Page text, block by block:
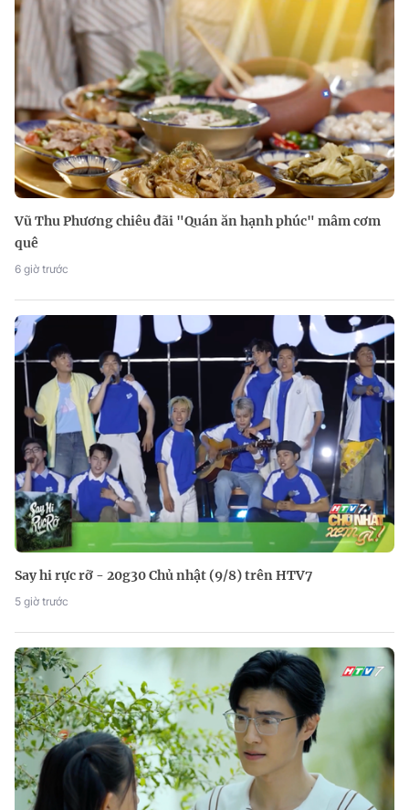
Vũ Thu Phương chiêu đãi "Quán ăn hạnh phúc" mâm cơm
quê
6 giờ trước
Say hi rực rỡ - 20g30 Chủ nhật (9/8) trên HTV7
5 giờ trước